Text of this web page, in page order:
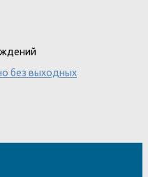
без выходных